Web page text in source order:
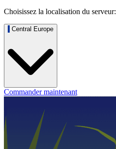
Choisissez la localisation du serveur:
Central Europe
Commander maintenant